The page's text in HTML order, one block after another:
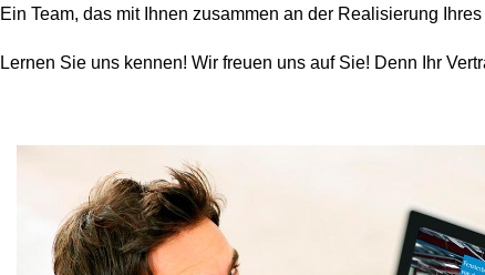
Ein Team, das mit Ihnen zusammen an der Realisierung
Lernen Sie uns kennen! Wir freuen uns auf Sie! Denn Ihr